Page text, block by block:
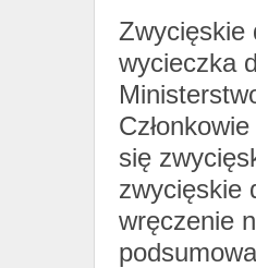
Zwycięskie
wycieczka
się
zwycięskie
wręczenie